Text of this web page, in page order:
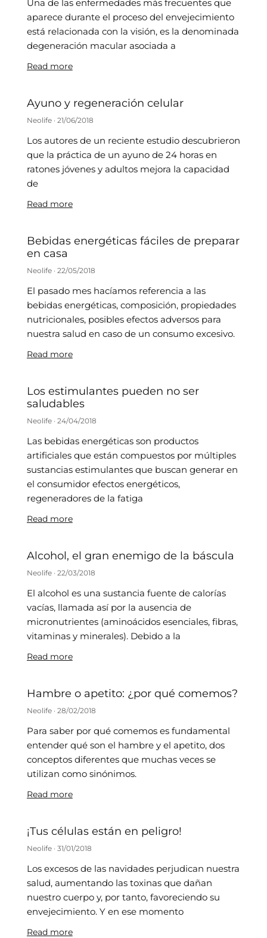
Para ofrecer las mejores experiencias, utilizamos tecnologías como
dispositivo. El consentimiento de estas tecnologías nos permitirá
procesar datos como el comportamiento de navegación o las
identificaciones únicas en este sitio. No consentir o retirar el
consentimiento, puede afectar negativamente a ciertas
características y funciones.
Gestionar los servicios
Denegar
Ver preferencias
Política de cookies Política de Privacidad Impressum
Una de las enfermedades más frecuentes que
aparece durante el proceso del envejecimiento
está relacionada con la visión, es la denominada
degeneración macular asociada a
Read more
Ayuno y regeneración celular
Neolife 21/06/2018
Los autores de un reciente estudio descubrieron
que la práctica de un ayuno de 24 horas en
ratones jóvenes y adultos mejora la capacidad
de
Read more
Bebidas energéticas fáciles de preparar
en casa
Neolife 22/05/2018
El pasado mes hacíamos referencia a las
bebidas energéticas, composición, propiedades
nutricionales, posibles efectos adversos para
nuestra salud en caso de un consumo excesivo.
Read more
Los estimulantes pueden no ser
saludables
Neolife 24/04/2018
Las bebidas energéticas son productos
artificiales que están compuestos por múltiples
sustancias estimulantes que buscan generar en
el consumidor efectos energéticos,
regeneradores de la fatiga
Read more
Alcohol, el gran enemigo de la báscula
Neolife 22/03/2018
El alcohol es una sustancia fuente de calorías
vacías, llamada así por la ausencia de
micronutrientes (aminoácidos esenciales, fibras,
vitaminas y minerales). Debido a la
Read more
Hambre o apetito: ¿por qué comemos?
Neolife 28/02/2018
Para saber por qué comemos es fundamental
entender qué son el hambre y el apetito, dos
conceptos diferentes que muchas veces se
utilizan como sinónimos.
Read more
¡Tus células están en peligro!
Neolife 31/01/2018
Los excesos de las navidades perjudican nuestra
salud, aumentando las toxinas que dañan
nuestro cuerpo y, por tanto, favoreciendo su
envejecimiento. Y en ese momento
Read more